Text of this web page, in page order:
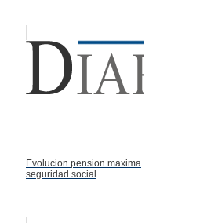
Evolucion pension maxima
seguridad social